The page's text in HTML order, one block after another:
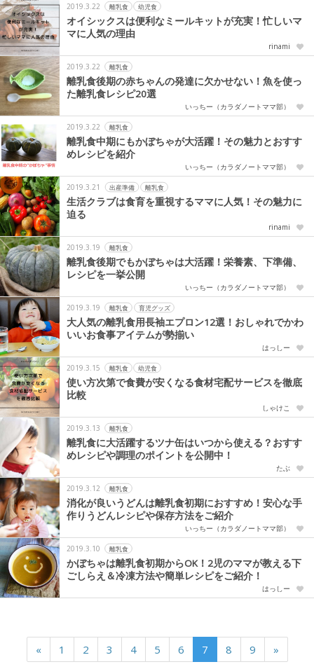
2019.3.22 離乳食 幼児食
オイシックスは便利なミールキットが充実！忙しいマ
マに人気の理由
rinami
2019.3.22 離乳食
離乳食後期の赤ちゃんの発達に欠かせない！魚を使っ
た離乳食レシピ20選
いっちー（カラダノートママ部）
2019.3.22 離乳食
離乳食中期にもかぼちゃが大活躍！その魅力とおすす
めレシピを紹介
いっちー（カラダノートママ部）
2019.3.21 出産準備 離乳食
生活クラブは食育を重視するママに人気！その魅力に
迫る
rinami
2019.3.19 離乳食
離乳食後期でもかぼちゃは大活躍！栄養素、下準備、
レシピを一挙公開
いっちー（カラダノートママ部）
2019.3.19 離乳食 育児グッズ
大人気の離乳食用長袖エプロン12選！おしゃれでかわ
いいお食事アイテムが勢揃い
はっしー
2019.3.15 離乳食 幼児食
使い方次第で食費が安くなる食材宅配サービスを徹底
比較
しゃけこ
2019.3.13 離乳食
離乳食に大活躍するツナ缶はいつから使える？おすす
めレシピや調理のポイントを公開中！
たぶ
2019.3.12 離乳食
消化が良いうどんは離乳食初期におすすめ！安心な手
作りうどんレシピや保存方法をご紹介
いっちー（カラダノートママ部）
2019.3.10 離乳食
かぼちゃは離乳食初期からOK！2児のママが教える下
ごしらえ＆冷凍方法や簡単レシピをご紹介！
はっしー
« 1 2 3 4 5 6 7 8 9 »